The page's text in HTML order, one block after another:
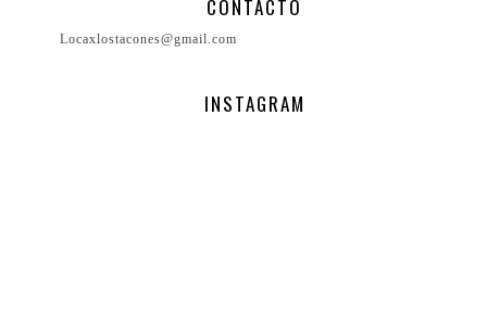
CONTACTO
Locaxlostacones@gmail.com
INSTAGRAM